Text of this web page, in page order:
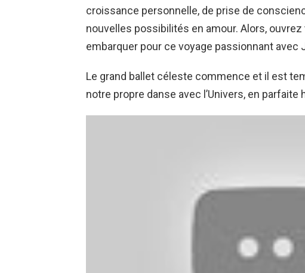
croissance personnelle, de prise de
nouvelles possibilités en amour. Alors,
embarquer pour ce voyage passionnant avec
Le grand ballet céleste commence et il est
notre propre danse avec l’Univers, en parfaite